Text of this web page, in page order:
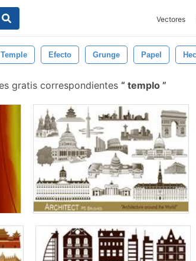
Vectores
Efecto Grunge Papel
gratis correspondientes templo